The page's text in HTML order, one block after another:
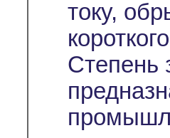
току,
Степень